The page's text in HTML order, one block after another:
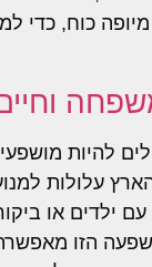
כוח, כדי
וחיים
להיות
עלולות
ילדים או
הזו